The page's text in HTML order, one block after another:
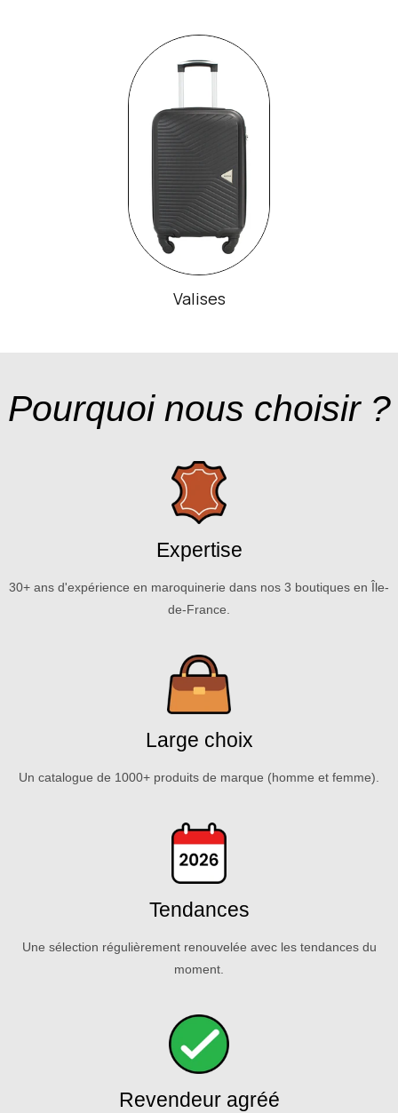
Valises
Pourquoi nous choisir ?
Expertise
30+ ans d'expérience en maroquinerie dans nos 3 boutiques en Île-
de-France.
Large choix
Un catalogue de 1000+ produits de marque (homme et femme).
Tendances
Une sélection régulièrement renouvelée avec les tendances du
moment.
Revendeur agréé